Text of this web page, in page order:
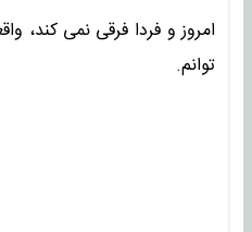
امروز و فردا فرقی نمی کند،
توانم.